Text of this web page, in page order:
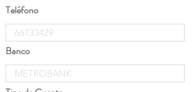
Teléfono
Banco